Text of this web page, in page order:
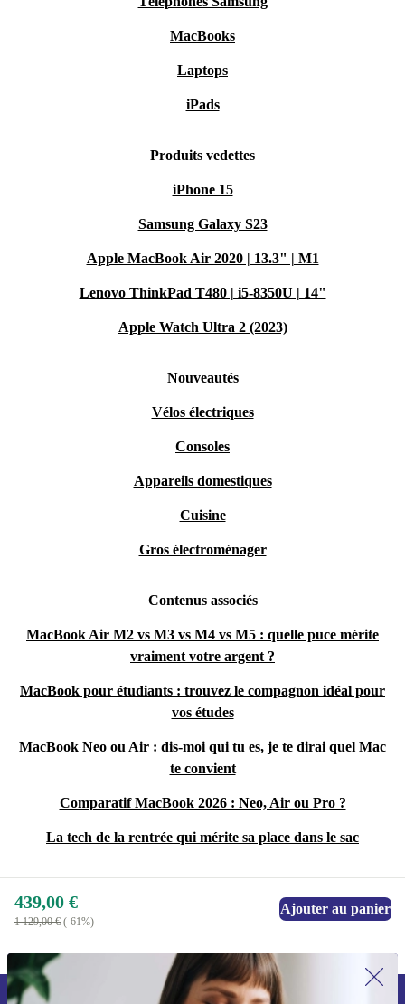
MacBooks
Laptops
iPads
Produits vedettes
iPhone 15
Samsung Galaxy S23
Apple MacBook Air 2020 | 13.3" | M1
Lenovo ThinkPad T480 | i5-8350U | 14"
Apple Watch Ultra 2 (2023)
Nouveautés
Vélos électriques
Consoles
Appareils domestiques
Cuisine
Gros électroménager
Contenus associés
MacBook Air M2 vs M3 vs M4 vs M5 : quelle puce mérite
vraiment votre argent ?
MacBook pour étudiants : trouvez le compagnon idéal pour
vos études
MacBook Neo ou Air : dis-moi qui tu es, je te dirai quel Mac
te convient
Comparatif MacBook 2026 : Neo, Air ou Pro ?
La tech de la rentrée qui mérite sa place dans le sac
439,00 €
1 129,00 € (-61%)
Ajouter au panier